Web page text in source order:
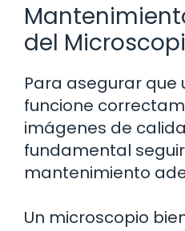
del
Para asegurar que
funcione
imágenes de
fundamental
mantenimiento
Un microscopio